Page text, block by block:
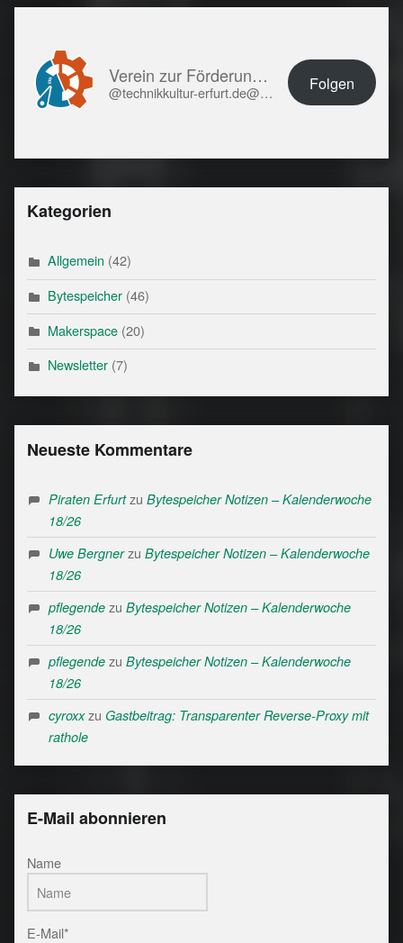
Verein zur Förderung von Technikkultur in Erfurt e.V.
@technikkultur-erfurt.de@technikkultur-erfurt.de Folgen
Kategorien
Allgemein (42)
Bytespeicher(46)
Makerspace(20)
Newsletter(7)
Neueste Kommentare
Piraten Erfurtzu Bytespeicher Notizen – Kalenderwoche
18/26
Uwe Bergnerzu Bytespeicher Notizen – Kalenderwoche
18/26
pflegendezu Bytespeicher Notizen – Kalenderwoche
18/26
pflegendezu Bytespeicher Notizen – Kalenderwoche
18/26
cyroxxzu Gastbeitrag: Transparenter Reverse-Proxy mit
rathole
E-Mail abonnieren
Name
E-Mail*